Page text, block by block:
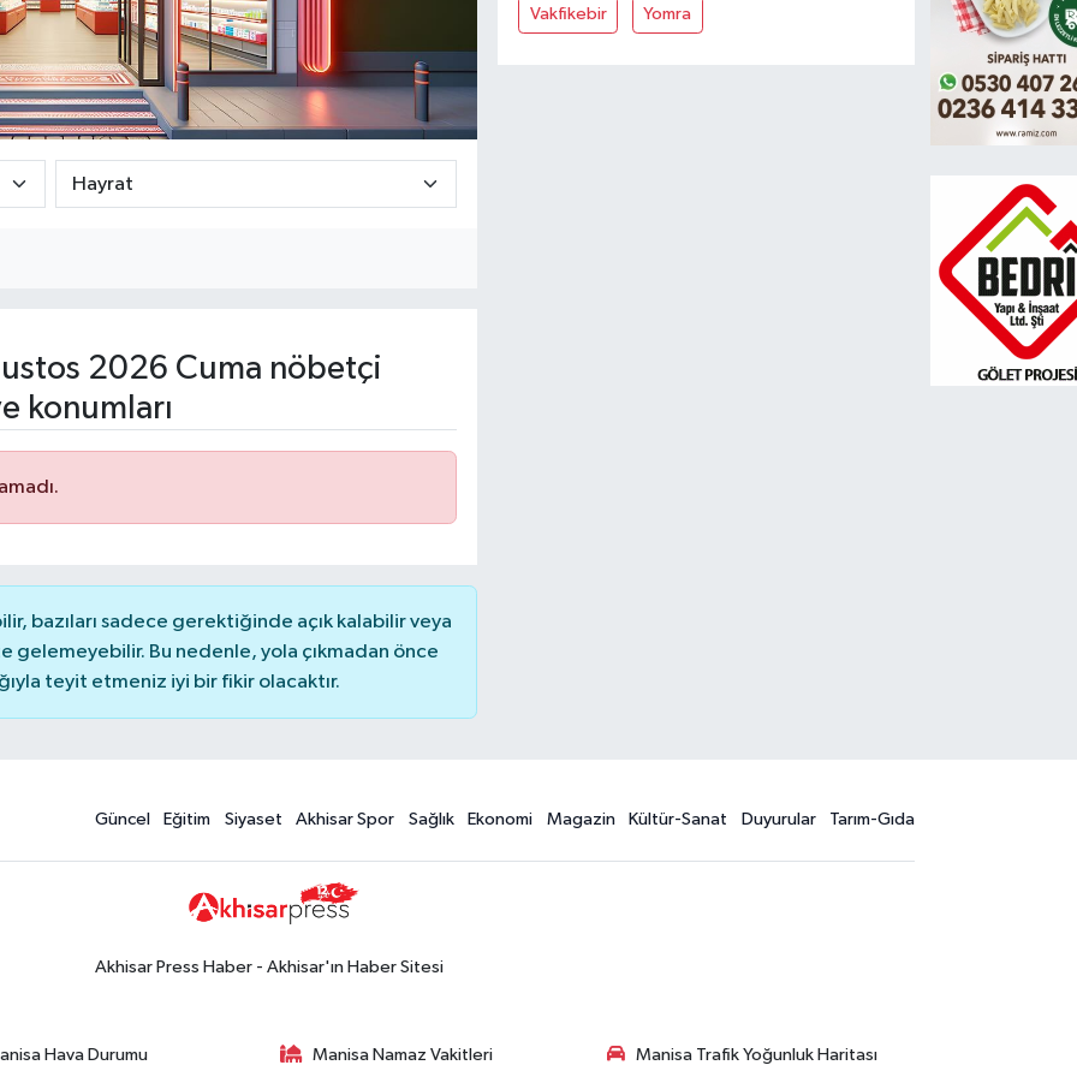
2026 Cuma nöbetçi
konumları
bazıları sadece gerektiğinde açık kalabilir veya
Bu nedenle, yola çıkmadan önce
teyit etmeniz iyi bir fikir olacaktır.
Vakfikebir Yomra
Güncel Eğitim Siyaset Akhisar Spor Sağlık Ekonomi Magazin Kültür-Sanat Duyurular Tarım-Gıda
Akhisar Press Haber - Akhisar'ın Haber Sitesi
Hava Durumu Manisa Namaz Vakitleri Manisa Trafik Yoğunluk Haritası